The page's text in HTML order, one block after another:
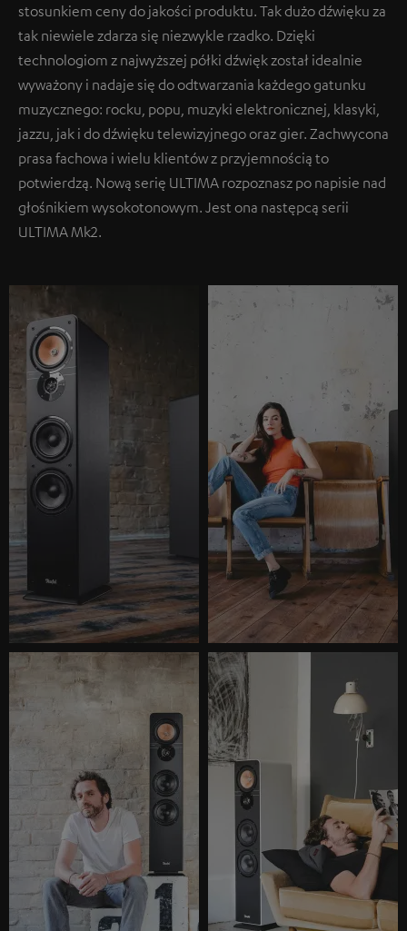
stosunkiem ceny do jakości produktu. Tak dużo dźwięku za
tak niewiele zdarza się niezwykle rzadko. Dzięki
technologiom z najwyższej półki dźwięk został idealnie
wyważony i nadaje się do odtwarzania każdego gatunku
muzycznego: rocku, popu, muzyki elektronicznej, klasyki,
jazzu, jak i do dźwięku telewizyjnego oraz gier. Zachwycona
prasa fachowa i wielu klientów z przyjemnością to
potwierdzą. Nową serię ULTIMA rozpoznasz po napisie nad
głośnikiem wysokotonowym. Jest ona następcą serii
ULTIMA Mk2.